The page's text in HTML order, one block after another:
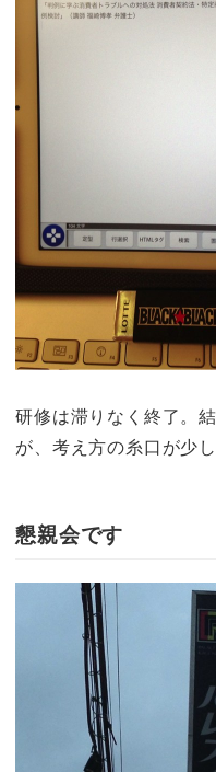
研修は滞りなく終了。
が、考え方の糸口が少
懇親会です